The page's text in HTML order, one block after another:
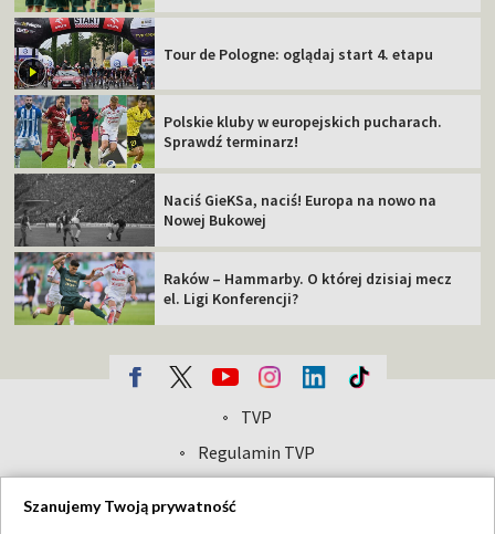
Tour de Pologne: oglądaj start 4. etapu
Polskie kluby w europejskich pucharach.
Sprawdź terminarz!
Naciś GieKSa, naciś! Europa na nowo na
Nowej Bukowej
Raków – Hammarby. O której dzisiaj mecz
el. Ligi Konferencji?
TVP
Abonament TVP
Regulamin TVP
Szanujemy Twoją prywatność